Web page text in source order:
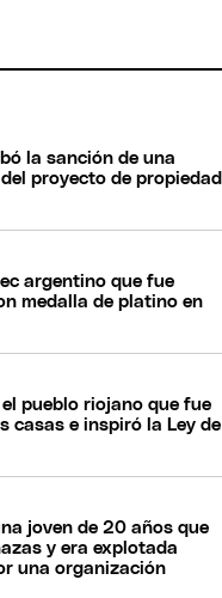
la sanción de una
proyecto de propiedad
argentino que fue
medalla de platino en
el pueblo riojano que fue
casas e inspiró la Ley de
joven de 20 años que
y era explotada
una organización